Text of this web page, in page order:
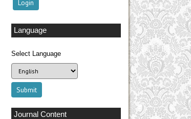
Language
Select Language
Journal Content